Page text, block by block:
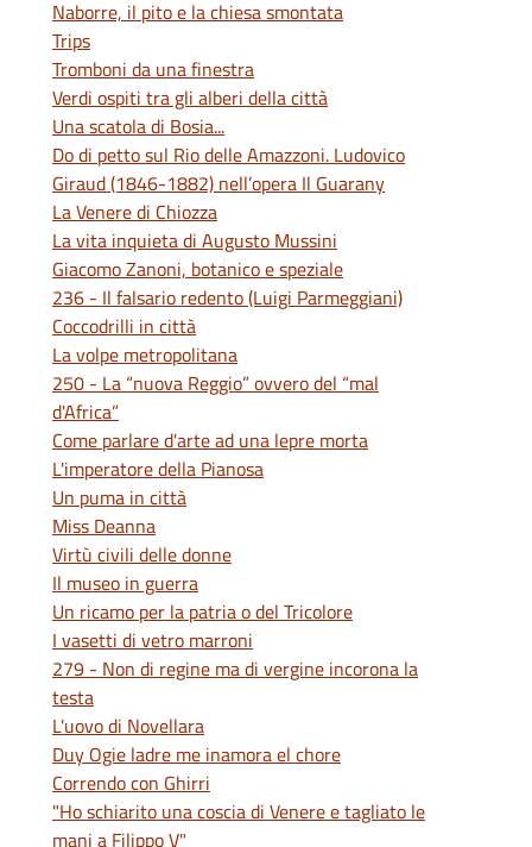
Naborre, il pito e la chiesa smontata
Trips
Tromboni da una finestra
Verdi ospiti tra gli alberi della città
Una scatola di Bosia...
Do di petto sul Rio delle Amazzoni. Ludovico
Giraud (1846-1882) nell’opera Il Guarany
La Venere di Chiozza
La vita inquieta di Augusto Mussini
Giacomo Zanoni, botanico e speziale
236 - Il falsario redento (Luigi Parmeggiani)
Coccodrilli in città
La volpe metropolitana
250 - La “nuova Reggio” ovvero del “mal
d'Africa”
Come parlare d'arte ad una lepre morta
L'imperatore della Pianosa
Un puma in città
Miss Deanna
Virtù civili delle donne
Il museo in guerra
Un ricamo per la patria o del Tricolore
I vasetti di vetro marroni
279 - Non di regine ma di vergine incorona la
testa
L'uovo di Novellara
Duy Ogie ladre me inamora el chore
Correndo con Ghirri
"Ho schiarito una coscia di Venere e tagliato le
mani a Filippo V"